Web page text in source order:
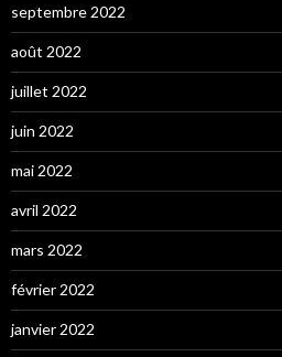
septembre 2022
août 2022
juillet 2022
juin 2022
mai 2022
avril 2022
mars 2022
février 2022
janvier 2022